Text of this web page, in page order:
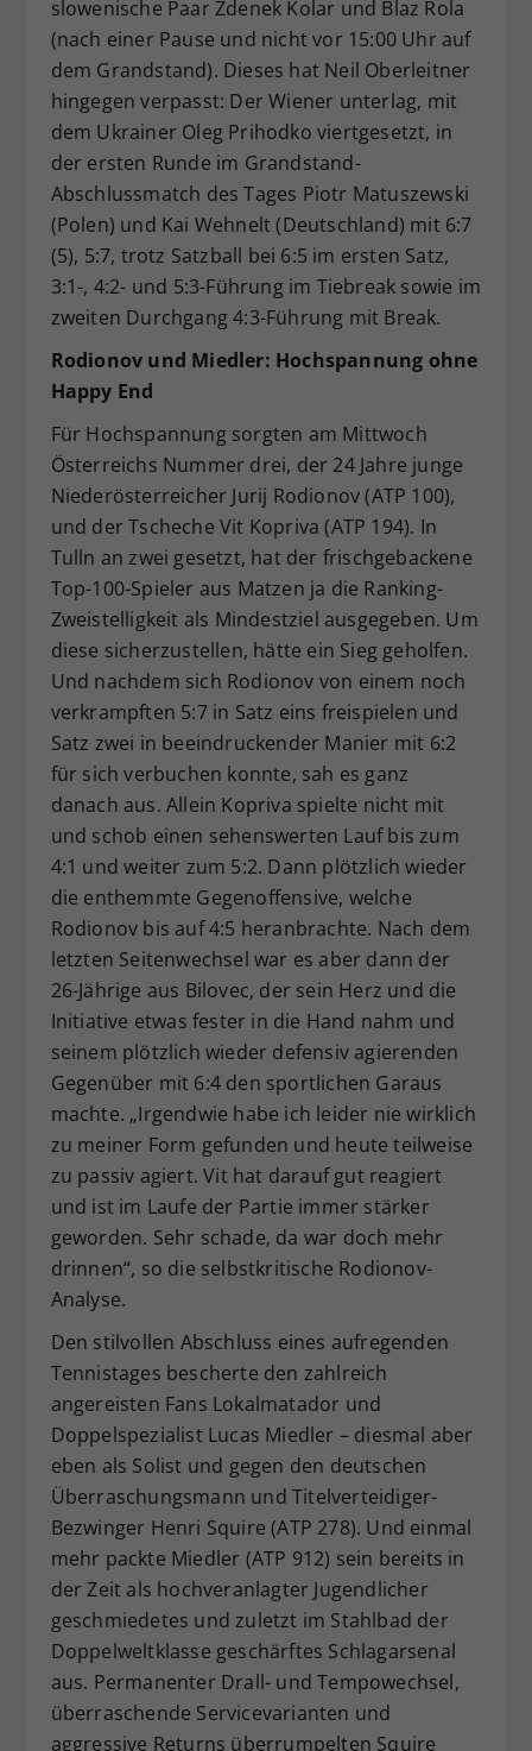
slowenische Paar Zdenek Kolar und Blaz Rola
(nach einer Pause und nicht vor 15:00 Uhr auf
dem Grandstand). Dieses hat Neil Oberleitner
hingegen verpasst: Der Wiener unterlag, mit
dem Ukrainer Oleg Prihodko viertgesetzt, in
der ersten Runde im Grandstand-
Abschlussmatch des Tages Piotr Matuszewski
(Polen) und Kai Wehnelt (Deutschland) mit 6:7
(5), 5:7, trotz Satzball bei 6:5 im ersten Satz,
3:1-, 4:2- und 5:3-Führung im Tiebreak sowie im
zweiten Durchgang 4:3-Führung mit Break.
Rodionov und Miedler: Hochspannung ohne
Happy End
Für Hochspannung sorgten am Mittwoch
Österreichs Nummer drei, der 24 Jahre junge
Niederösterreicher Jurij Rodionov (ATP 100),
und der Tscheche Vit Kopriva (ATP 194). In
Tulln an zwei gesetzt, hat der frischgebackene
Top-100-Spieler aus Matzen ja die Ranking-
Zweistelligkeit als Mindestziel ausgegeben. Um
diese sicherzustellen, hätte ein Sieg geholfen.
Und nachdem sich Rodionov von einem noch
verkrampften 5:7 in Satz eins freispielen und
Satz zwei in beeindruckender Manier mit 6:2
für sich verbuchen konnte, sah es ganz
danach aus. Allein Kopriva spielte nicht mit
und schob einen sehenswerten Lauf bis zum
4:1 und weiter zum 5:2. Dann plötzlich wieder
die enthemmte Gegenoffensive, welche
Rodionov bis auf 4:5 heranbrachte. Nach dem
letzten Seitenwechsel war es aber dann der
26-Jährige aus Bilovec, der sein Herz und die
Initiative etwas fester in die Hand nahm und
seinem plötzlich wieder defensiv agierenden
Gegenüber mit 6:4 den sportlichen Garaus
machte. „Irgendwie habe ich leider nie wirklich
zu meiner Form gefunden und heute teilweise
zu passiv agiert. Vit hat darauf gut reagiert
und ist im Laufe der Partie immer stärker
geworden. Sehr schade, da war doch mehr
drinnen“, so die selbstkritische Rodionov-
Analyse.
Den stilvollen Abschluss eines aufregenden
Tennistages bescherte den zahlreich
angereisten Fans Lokalmatador und
Doppelspezialist Lucas Miedler – diesmal aber
eben als Solist und gegen den deutschen
Überraschungsmann und Titelverteidiger-
Bezwinger Henri Squire (ATP 278). Und einmal
mehr packte Miedler (ATP 912) sein bereits in
der Zeit als hochveranlagter Jugendlicher
geschmiedetes und zuletzt im Stahlbad der
Doppelweltklasse geschärftes Schlagarsenal
aus. Permanenter Drall- und Tempowechsel,
überraschende Servicevarianten und
aggressive Returns überrumpelten Squire